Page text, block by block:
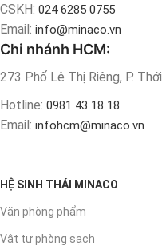
CSKH: 024 6285 0755
Email: info@minaco.vn
Chi nhánh HCM:
273 Phố Lê Thị Riêng, P.
Hotline: 0981 43 18 18
Email: infohcm@minaco.vn
HỆ SINH THÁI MINACO
Văn phòng phẩm
Vật tư phòng sạch